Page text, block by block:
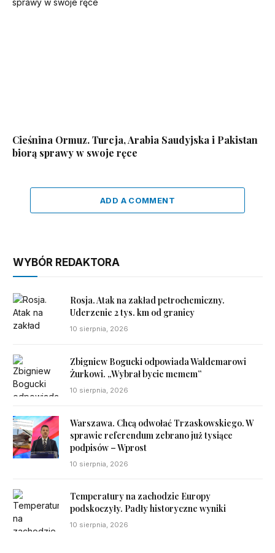
Cieśnina Ormuz. Turcja, Arabia Saudyjska i Pakistan
biorą sprawy w swoje ręce
ADD A COMMENT
WYBÓR REDAKTORA
Rosja. Atak na zakład petrochemiczny.
Uderzenie 2 tys. km od granicy
10 sierpnia, 2026
Zbigniew Bogucki odpowiada Waldemarowi
Żurkowi. „Wybrał bycie memem”
10 sierpnia, 2026
Warszawa. Chcą odwołać Trzaskowskiego. W
sprawie referendum zebrano już tysiące
podpisów – Wprost
10 sierpnia, 2026
Temperatury na zachodzie Europy
podskoczyły. Padły historyczne wyniki
10 sierpnia, 2026